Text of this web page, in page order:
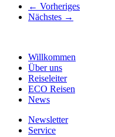
← Vorheriges
Nächstes →
Willkommen
Über uns
Reiseleiter
ECO Reisen
News
Newsletter
Service